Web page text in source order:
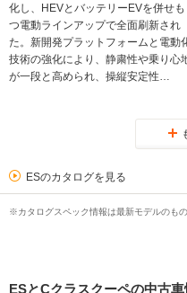
化し、HEVとバッテリーEVを併せも
つ電動ラインアップで全面刷新され
た。新開発プラットフォームと電動
技術の強化により、静粛性や乗り心
が一段と高められ、操縦安定性…
ESのカタログを見る
※カタログスペック情報は最新モデルのもの
ESとCクラスクーペの中古